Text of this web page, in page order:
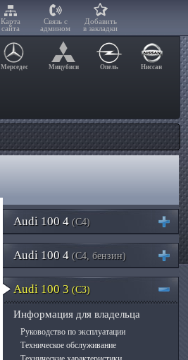
Карта
сайта
Связь с
админом
Добавить
в закладки
Мерседес Мицубиси Опель Ниссан
Audi 100 4 (C4)
Audi 100 4 (C4, бензин)
Audi 100 3 (C3)
Информация для владельца
Руководство по эксплуатации
Техническое обслуживание